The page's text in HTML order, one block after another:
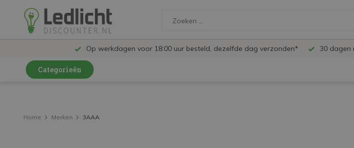
Op werkdagen voor 18:00 uur besteld, dezelfde dag verzonden* 30 dagen
Categorieën
LED Railspots
Home Merken 3AAA